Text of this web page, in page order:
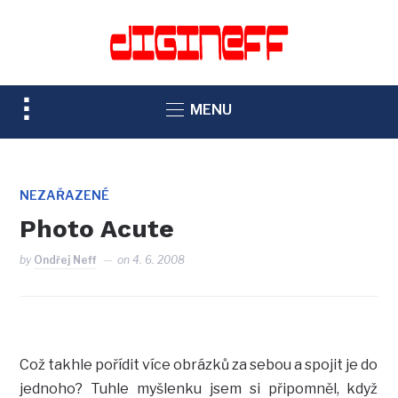
TOGGLE
SIDEBAR
NAVIGATION
MENU
NEZAŘAZENÉ
Photo Acute
by Ondřej Neff on4. 6. 2008
Což takhle pořídit více obrázků za sebou a spojit je do
jednoho? Tuhle myšlenku jsem si připomněl, když